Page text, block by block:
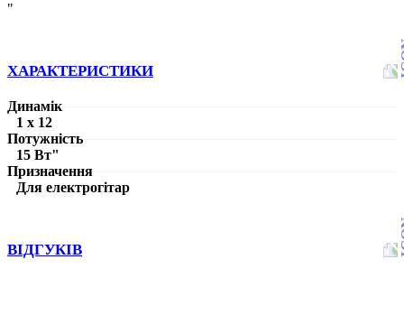
"
ХАРАКТЕРИСТИКИ
Динамік
1 х 12
Потужність
15 Вт"
Призначення
Для електрогітар
ВІДГУКІВ